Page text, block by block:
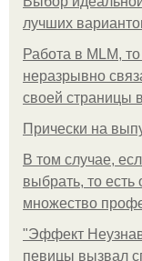
лучших
Работа в MLM,
неразрывно
своей страницы
Прически на
В том случае,
выбрать, то есть
множество
"Эффект
певицы вызвал